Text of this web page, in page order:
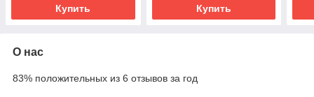
Купить Купить
О нас
83% положительных из 6 отзывов за год